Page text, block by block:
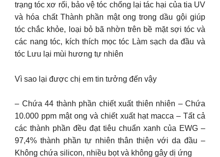
trạng tóc xơ rối, bảo vệ tóc chống lại tác hại của tia UV
và hóa chất Thành phần mật ong trong dầu gội giúp
tóc chắc khỏe, loại bỏ bã nhờn trên bề mặt sợi tóc và
các nang tóc, kích thích mọc tóc Làm sạch da đầu và
tóc Lưu lại mùi hương tự nhiên
Vì sao lại được chị em tin tưởng đến vậy
– Chứa 44 thành phần chiết xuất thiên nhiên – Chứa
10.000 ppm mật ong và chiết xuất hạt macca – Tất cả
các thành phần đều đạt tiêu chuẩn xanh của EWG –
97,4% thành phần tự nhiên thân thiện với da đầu –
Không chứa silicon, nhiều bọt và không gây dị ứng